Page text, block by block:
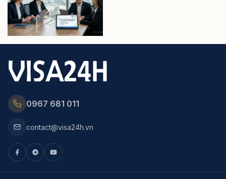
0967 681 011
contact@visa24h.vn